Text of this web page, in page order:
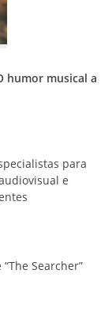
humor musical a
para
e
Searcher”